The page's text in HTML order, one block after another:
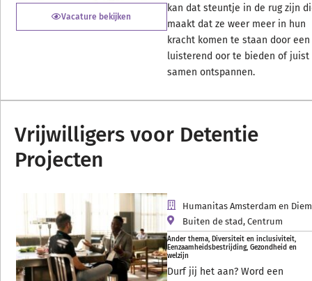
Vacature bekijken
kan dat steuntje in de rug zijn
maakt dat ze weer meer in hun
kracht komen te staan door een
luisterend oor te bieden of juist
samen ontspannen.
Vrijwilligers voor Detentie
Projecten
Humanitas Amsterdam en
Buiten de stad,Centrum
Ander thema, Diversiteit en inclusiviteit,
Eenzaamheidsbestrijding, Gezondheid en
welzijn
Durf jij het aan? Word een